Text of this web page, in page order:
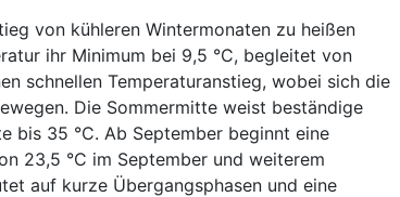
von kühleren Wintermonaten zu heißen
ihr Minimum bei 9,5 °C, begleitet von
schnellen Temperaturanstieg, wobei sich die
Die Sommermitte weist beständige
bis 35 °C. Ab September beginnt eine
23,5 °C im September und weiterem
auf kurze Übergangsphasen und eine